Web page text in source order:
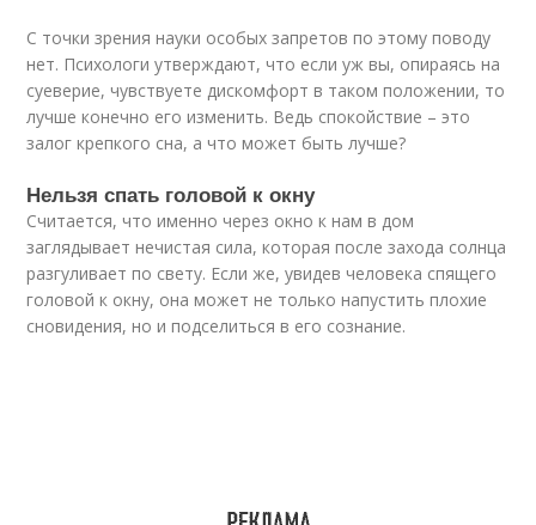
С точки зрения науки особых запретов по этому поводу
нет. Психологи утверждают, что если уж вы, опираясь на
суеверие, чувствуете дискомфорт в таком положении, то
лучше конечно его изменить. Ведь спокойствие – это
залог крепкого сна, а что может быть лучше?
Нельзя спать головой к окну
Считается, что именно через окно к нам в дом
заглядывает нечистая сила, которая после захода солнца
разгуливает по свету. Если же, увидев человека спящего
головой к окну, она может не только напустить плохие
сновидения, но и подселиться в его сознание.